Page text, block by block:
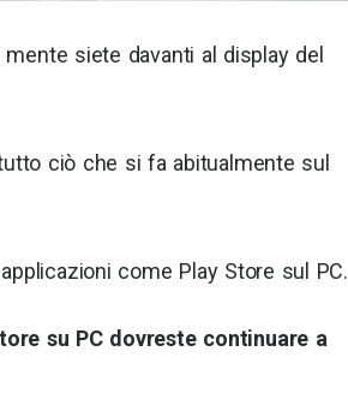
siete davanti al display del
ciò che si fa abitualmente sul
come Play Store sul PC.
su PC dovreste continuare a